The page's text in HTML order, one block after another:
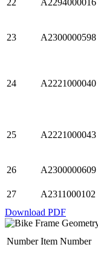
22 A2294000016
23 A2300000598
24 A2221000040
25 A2221000043
26 A2300000609
27 A2311000102
Download PDF
Number Item Number